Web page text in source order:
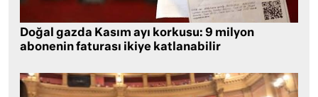
Doğal gazda Kasım ayı korkusu: 9 milyon
abonenin faturası ikiye katlanabilir